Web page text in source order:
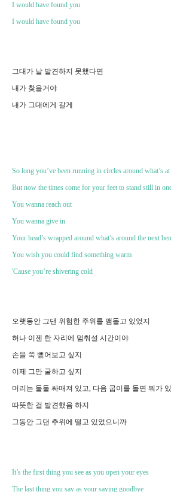
I would have found you
I would have found you
그대가 날 발견하지 못했다면
내가 찾을거야
내가 그대에게 갈게
So long you’ve been running in circles around what’s at
But now the times come for your feet to stand still in
You wanna reach out
You wanna give in
Your head’s wrapped around what’s around the next
You wish you could find something warm
'Cause you’re shivering cold
오랫동안 그댄 위험한 주위를 맴돌고 있었지
허나 이젠 한 자리에 멈춰설 시간이야
손을 쭉 뻗어보고 싶지
이제 그만 굴하고 싶지
머리는 둘둘 싸매져 있고, 다음 굽이를 돌면 뭐가
따뜻한 걸 발견했음 하지
그동안 그댄 추위에 떨고 있었으니까
It’s the first thing you see as you open your eyes
The last thing you say as your saying goodbye